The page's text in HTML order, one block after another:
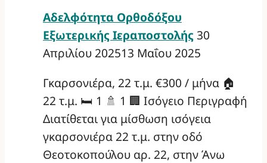
Αδελφότητα Ορθοδόξου
Εξωτερικής Ιεραποστολής30
Απριλίου 202513 Μαΐου 2025
Γκαρσονιέρα, 22 τ.μ. €300 / μήνα 🏠
22 τ.μ. 🛏️ 1 🚿 1 🏢 Ισόγειο Περιγραφή
Διατίθεται για μίσθωση ισόγεια
γκαρσονιέρα 22 τ.μ. στην οδό
Θεοτοκοπούλου αρ. 22, στην Άνω